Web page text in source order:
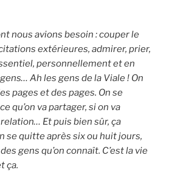
nous avions besoin : couper le
extérieures, admirer, prier,
personnellement et en
Ah les gens de la Viale ! On
pages et des pages. On se
qu’on va partager, si on va
Et puis bien sûr, ça
se quitte après six ou huit jours,
gens qu’on connaît. C’est la vie
ça.